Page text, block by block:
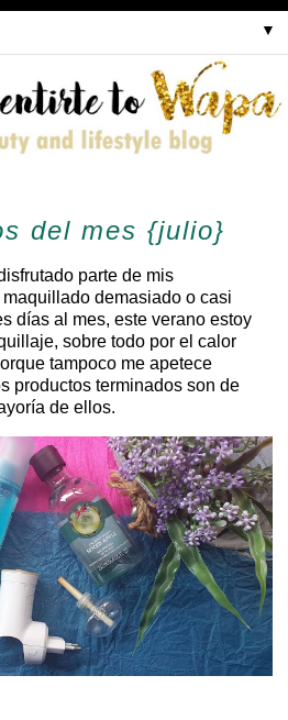
▼
del mes {julio}
parte de mis
demasiado o casi
días al mes, este verano estoy
sobre todo por el calor
tampoco me apetece
productos terminados son de
de ellos.